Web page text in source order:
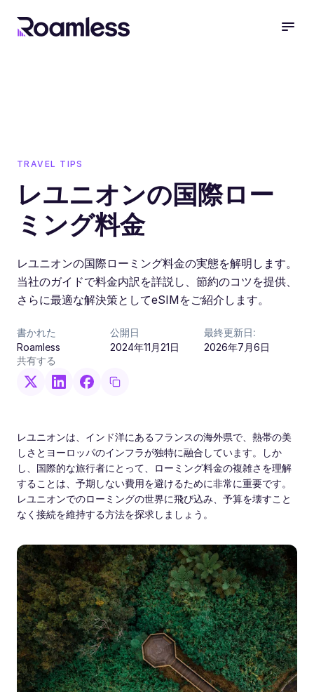
TRAVEL TIPS
レユニオンの国際ロー
ミング料金
レユニオンの国際ローミング料金の実態を解明します。
当社のガイドで料金内訳を詳説し、節約のコツを提供、
さらに最適な解決策としてeSIMをご紹介します。
書かれた
Roamless
公開日
2024年11月21日
最終更新日:
2026年7月6日
共有する
レユニオンは、インド洋にあるフランスの海外県で、熱帯の美
しさとヨーロッパのインフラが独特に融合しています。しか
し、国際的な旅行者にとって、ローミング料金の複雑さを理解
することは、予期しない費用を避けるために非常に重要です。
レユニオンでのローミングの世界に飛び込み、予算を壊すこと
なく接続を維持する方法を探求しましょう。